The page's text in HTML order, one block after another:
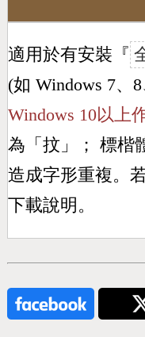
適用於有安裝『
(如 Windows 7、8
Windows 10以上
為「 抆」； 標楷
造成字形重複。
下載說明。